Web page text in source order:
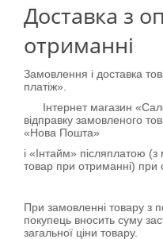
Доставка з
отриманні
Замовлення і доставка
платіж».
Інтернет магазин
відправку замовленого
«Нова Пошта»
і «Інтайм» післяплатою
товар при отриманні) при
При замовленні товару з
покупець вносить суму
загальної ціни товару.